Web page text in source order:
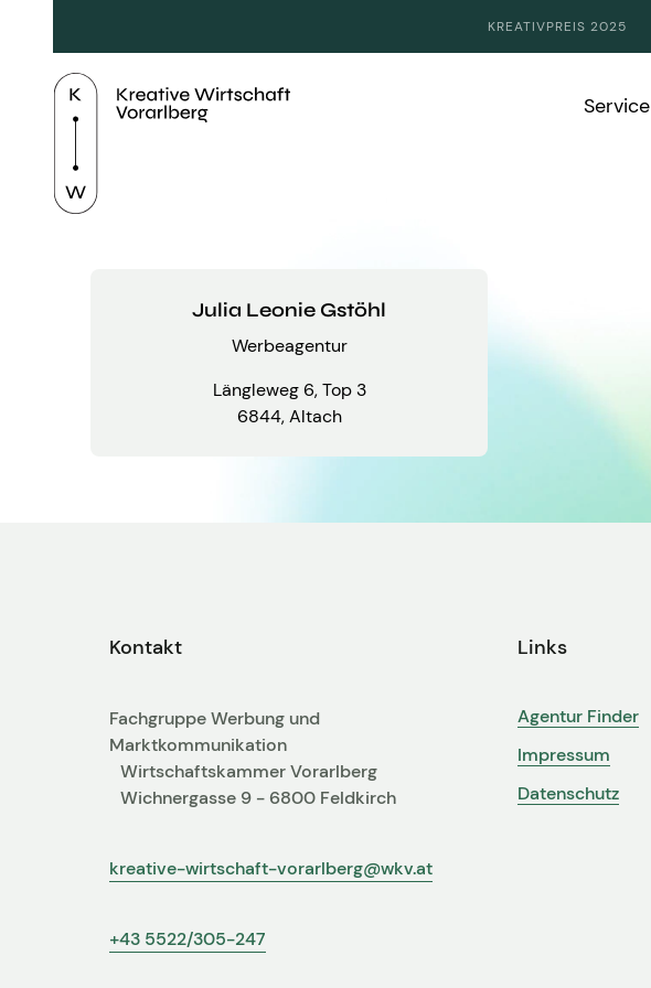
KREATIVPREIS 2025
Service
Julia Leonie Gstöhl
Werbeagentur
Längleweg 6, Top 3
6844, Altach
Kontakt
Fachgruppe Werbung und
Marktkommunikation
Wirtschaftskammer Vorarlberg
Wichnergasse 9 - 6800 Feldkirch
kreative-wirtschaft-vorarlberg@wkv.at
+43 5522/305-247
Links
Agentur Finder
Impressum
Datenschutz